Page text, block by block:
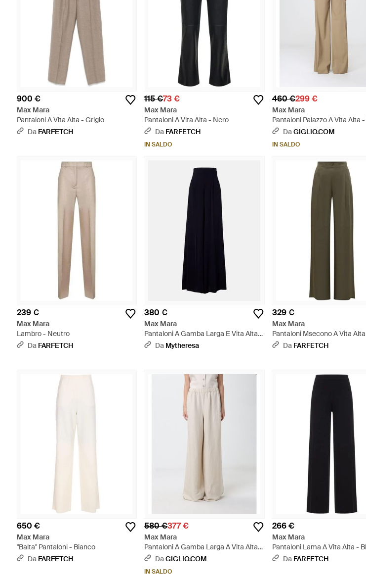
900 €
Max Mara
Pantaloni A Vita Alta - Grigio
Da FARFETCH
115 €73 €
Max Mara
Pantaloni A Vita Alta - Nero
Da FARFETCH
IN SALDO
460 €299 €
Max Mara
Pantaloni Palazzo A Vita Alta
DaGIGLIO.COM
IN SALDO
239 €
Max Mara
Lambro - Neutro
Da FARFETCH
380 €
Max Mara
Pantaloni A Gamba Larga E Vita Alta -
Blu Da Mytheresa
329 €
Max Mara
Pantaloni Msecono A Vita
Da FARFETCH
650 €
Max Mara
"Balta" Pantaloni - Bianco
Da FARFETCH
580 €377 €
Max Mara
Pantaloni A Gamba Larga A Vita Alta -
Neutro
DaGIGLIO.COM
IN SALDO
266 €
Max Mara
Pantaloni Lama A Vita Alta -
Da FARFETCH